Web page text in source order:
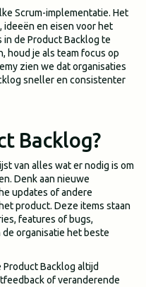
Scrum-implementatie. Het
ideeën en eisen voor het
de Product Backlog te
houd je als team focus op
zien we dat organisaties
sneller en consistenter
Backlog?
van alles wat er nodig is om
Denk aan nieuwe
updates of andere
product. Deze items staan
features of bugs,
organisatie het beste
Backlog altijd
of veranderende